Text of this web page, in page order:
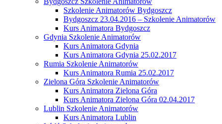
Szkolenie Animatorów Bydgoszcz
Bydgoszcz 23.04.2016 – Szkolenie Animatorów
Kurs Animatora Bydgoszcz
Gdynia Szkolenie Animatorów
Kurs Animatora Gdynia
Kurs Animatora Gdynia 25.02.2017
Rumia Szkolenie Animatorów
Kurs Animatora Rumia 25.02.2017
Zielona Góra Szkolenie Animatorów
Kurs Animatora Zielona Góra
Kurs Animatora Zielona Góra 02.04.2017
Lublin Szkolenie Animatorów
Kurs Animatora Lublin